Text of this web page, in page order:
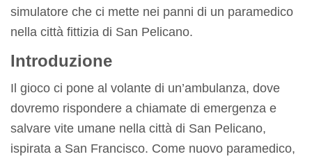
simulatore che ci mette nei panni di un paramedico
nella città fittizia di San Pelicano.
Introduzione
Il gioco ci pone al volante di un’ambulanza, dove
dovremo rispondere a chiamate di emergenza e
salvare vite umane nella città di San Pelicano,
ispirata a San Francisco. Come nuovo paramedico,